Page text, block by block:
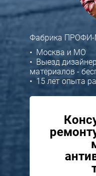
Фабрика
• Москва и МО
• Выезд
материалов -
• 15 лет опыта